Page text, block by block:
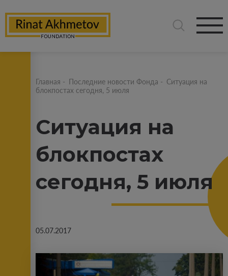
Главная - Последние новости Фонда - Ситуация на
блокпостах сегодня, 5 июля
Ситуация на
блокпостах
сегодня, 5 июля
05.07.2017